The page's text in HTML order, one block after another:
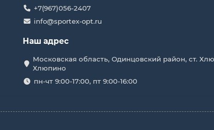
+7(967)056-2407
info@sportex-opt.ru
Наш адрес
Московская область, Одинцовский район, ст.
Хлюпино
пн-чт 9:00-17:00, пт 9:00-16:00